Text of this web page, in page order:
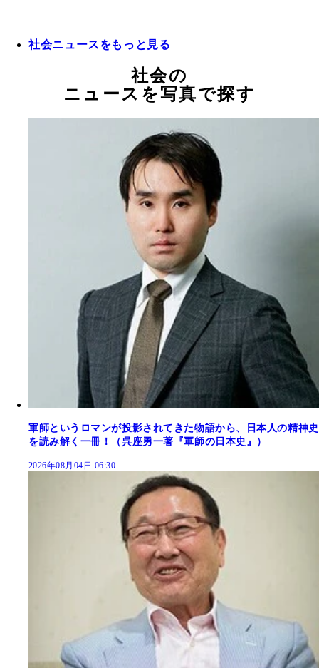
社会ニュースをもっと見る
社会の
ニュースを写真で探す
軍師というロマンが投影されてきた物語から、日本人の精神史
を読み解く一冊！（呉座勇一著『軍師の日本史』）
2026年08月04日 06:30